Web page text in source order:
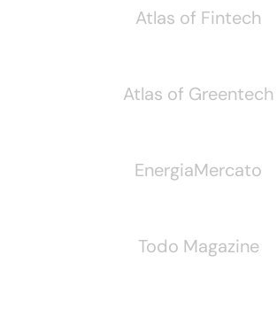
Atlas of Fintech
Atlas of Greentech
EnergiaMercato
Todo Magazine